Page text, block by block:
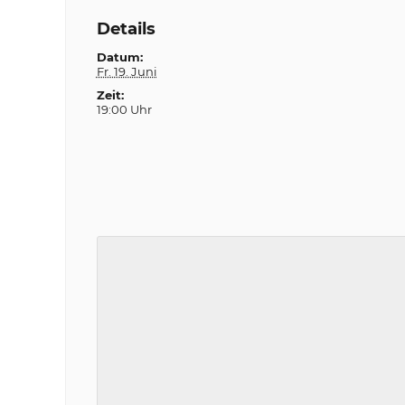
Details
Datum:
Fr. 19. Juni
Zeit:
19:00 Uhr